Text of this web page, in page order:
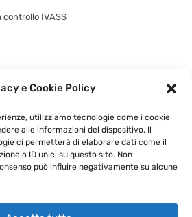
e Cookie Policy
utilizziamo tecnologie come i cookie
alle informazioni del dispositivo. Il
ci permetterà di elaborare dati come il
o ID unici su questo sito. Non
può influire negativamente su alcune
IVASS
Cookie Policy|
by
G.S.V. Digital Solution